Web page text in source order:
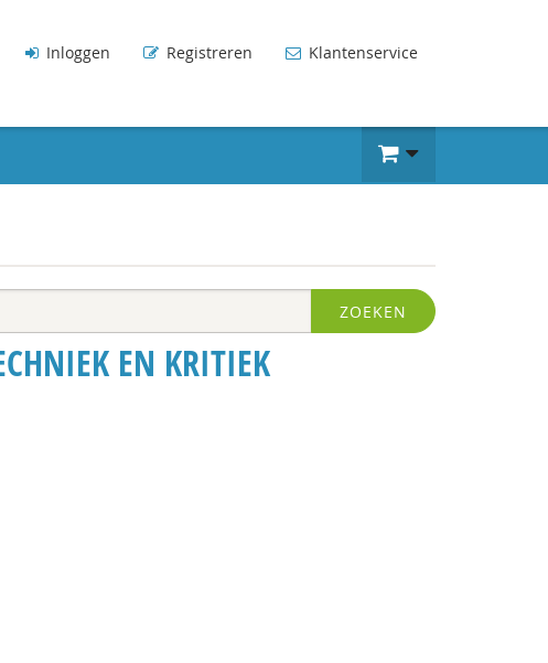
Inloggen Registreren Klantenservice
ZOEKEN
EN KRITIEK